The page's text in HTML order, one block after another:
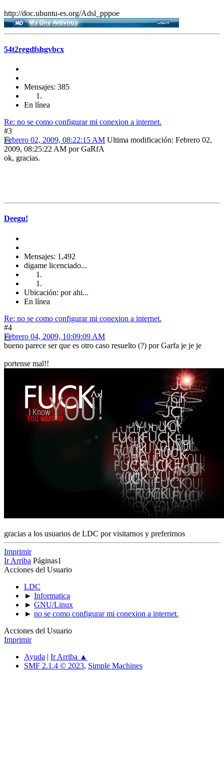
http://doc.ubuntu-es.org/Adsl_pppoe
54t2regdfshgvbcx
Mensajes: 385
En línea
Re: no se como configurar mi conexion a internet.
#3
Febrero 02, 2009, 08:22:15 AM Ultima modificación: Febrero 02,
2009, 08:25:22 AM por GaRfA
ok, gracias.
Deegu!
Mensajes: 1,492
digame licenciado...
Ubicación: por ahi...
En línea
Re: no se como configurar mi conexion a internet.
#4
Febrero 04, 2009, 10:09:09 AM
bueno parece ser que es otro caso resuelto (?) por Garfa je je je
portense mal!!
gracias a los usuarios de LDC por visitarnos y preferirnos
Imprimir
Ir Arriba Páginas1
Acciones del Usuario
LDC
► Informatica
► GNU/Linux
► no se como configurar mi conexion a internet.
Acciones del Usuario
Imprimir
Ayuda | Ir Arriba ▲
SMF 2.1.4 © 2023, Simple Machines